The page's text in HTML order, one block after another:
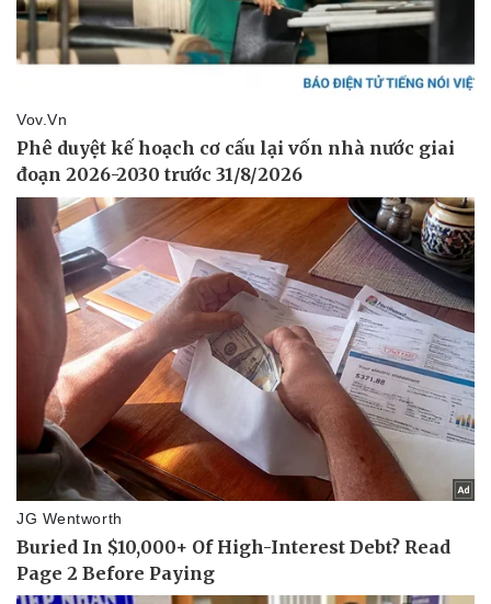
Thể thao
Bóng đá
Lịch thi đấu bóng đá
eSports
Ô tô - Xe máy
Ô tô
Xe máy
Tư vấn